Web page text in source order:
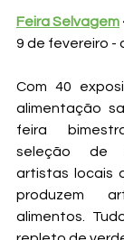
Feira Selvagem
9 de fevereiro -
Com 40
alimentação
feira
seleção de
artistas locais
produzem
alimentos.